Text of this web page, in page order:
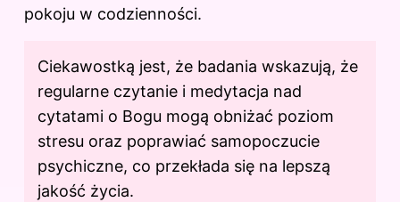
pokoju w codzienności.
Ciekawostką jest, że badania wskazują, że
regularne czytanie i medytacja nad
cytatami o Bogu mogą obniżać poziom
stresu oraz poprawiać samopoczucie
psychiczne, co przekłada się na lepszą
jakość życia.